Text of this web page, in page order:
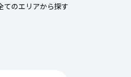
てのエリアから探す